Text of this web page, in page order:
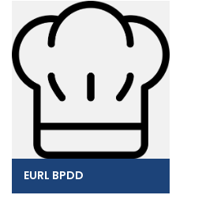
EURL BPDD